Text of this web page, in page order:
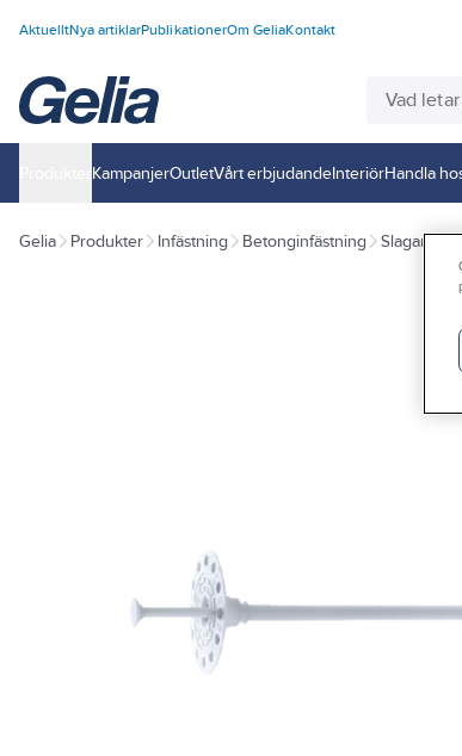
AktuelltNya artiklarPublikationerOm GeliaKontakt
KampanjerOutletVårt erbjudandeInteriörHandla
Gelia Produkter Infästning Betonginfästning Slagankare